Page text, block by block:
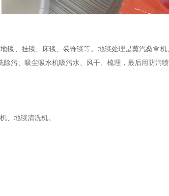
毯、挂毯、床毯、装饰毯等。地毯处理是蒸汽桑拿
除污、吸尘吸水机吸污水、风干、梳理，最后用防污
、地毯清洗机。